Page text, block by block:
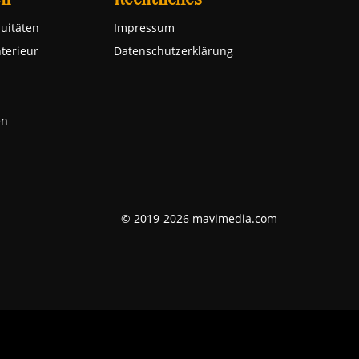
Impressum
Datenschutzerklärung
© 2019-2026 mavimedia.com